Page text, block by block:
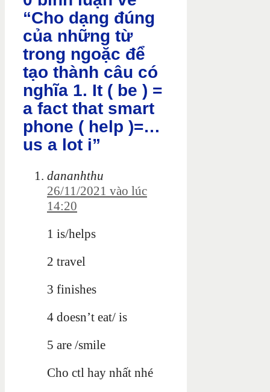
“Cho dạng đúng
của những từ
trong ngoặc để
tạo thành câu có
nghĩa 1. It ( be ) =
a fact that smart
phone ( help )=…
us a lot i”
dananhthu
26/11/2021 vào lúc
14:20
1 is/helps
2 travel
3 finishes
4 doesn’t eat/ is
5 are /smile
Cho ctl hay nhất nhé